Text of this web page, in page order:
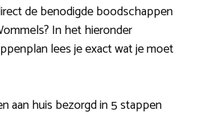
de benodigde boodschappen
In het hieronder
lees je exact wat je moet
aan huis bezorgd in 5 stappen